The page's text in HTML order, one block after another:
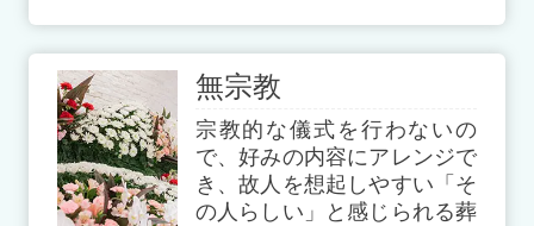
無宗教
宗教的な儀式を行わないの
で、好みの内容にアレンジで
き、故人を想起しやすい「そ
の人らしい」と感じられる葬